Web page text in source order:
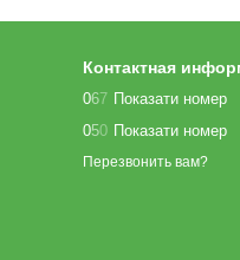
Контактная
067 Показати номер
050 Показати номер
Перезвонить вам?